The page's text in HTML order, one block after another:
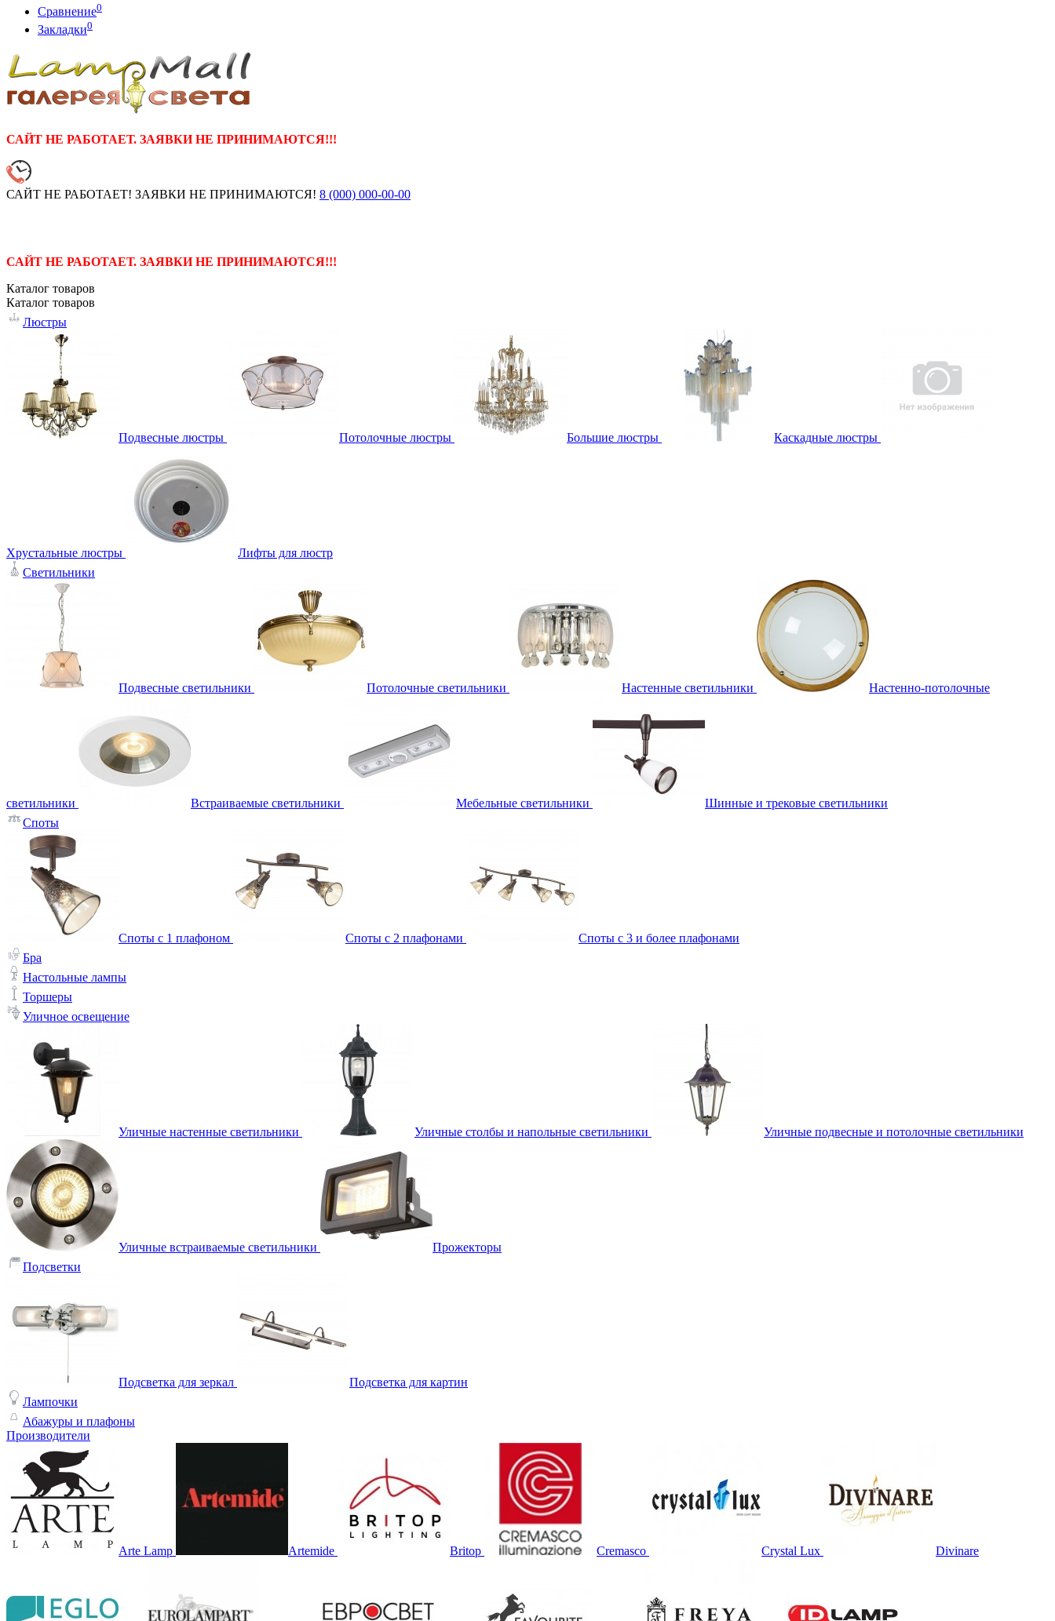
Сравнение0
Закладки0
САЙТ НЕ РАБОТАЕТ. ЗАЯВКИ НЕ ПРИНИМАЮТСЯ!!!
САЙТ НЕ РАБОТАЕТ! ЗАЯВКИ НЕ ПРИНИМАЮТСЯ! 8 (000) 000-00-00
САЙТ НЕ РАБОТАЕТ. ЗАЯВКИ НЕ ПРИНИМАЮТСЯ!!!
Каталог товаров
Каталог товаров
Люстры
Подвесные люстры Потолочные люстры Большие люстры Каскадные люстры
Хрустальные люстры
Лифты для люстр
Светильники
Подвесные светильники Потолочные светильники Настенные светильники Настенно-потолочные
светильники Встраиваемые светильники Мебельные светильники
Шинные и трековые светильники
Споты
Споты с 1 плафоном Споты с 2 плафонами
Споты с 3 и более плафонами
Бра
Настольные лампы
Торшеры
Уличное освещение
Уличные настенные светильники Уличные столбы и напольные светильники Уличные подвесные и потолочные светильники
Уличные встраиваемые светильники
Прожекторы
Подсветки
Подсветка для зеркал
Подсветка для картин
Лампочки
Абажуры и плафоны
Производители
Arte Lamp Artemide Britop Cremasco Crystal Lux Divinare